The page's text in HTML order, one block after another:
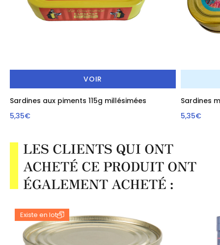
VOIR
Sardines aux piments 115g millésimées
5,35€
Sardines
5,35€
LES CLIENTS QUI ONT
ACHETÉ CE PRODUIT ONT
ÉGALEMENT ACHETÉ :
Existe en lot